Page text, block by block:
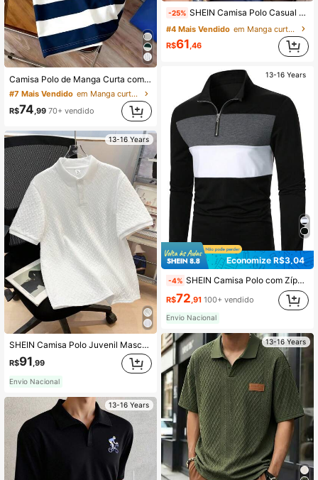
Camisa Polo de Manga Curta com Estampa de Letra Listrada, Ajuste Solto e Casual, Estilo Americano Preppy para Meninos Adolescentes
#7 Mais Vendido
em Manga curta Camisas polo para meninos adolescen
R$74 ,99 70+ vendido
13-16 Years
SHEIN Camisa Polo Juvenil Masculina de Tricô Relaxada com Gola Canelada e Zíper até a Metade, Padrão Casual Escolar, Textura Confortável, Adequada para Escola, Jardim, Praia, Aniversário, Primavera/Verão/Outono/Inverno
R$91,99
Envio Nacional
13-16 Years
-25% SHEIN Camisa Polo Casual de Malha Listrada e Colorida Solta para Adolescentes Meninos, Verão
#4 Mais Vendido
em Manga curta Camisas polo para meninos adolescen
R$61,46
13-16 Years
Economize R$3,04
-4% SHEIN Camisa Polo com Zíper Parcial e Blocos de Cor para Adolescentes, Elegante para Outono/Inverno
R$72,91 100+ vendido
Envio Nacional
13-16 Years